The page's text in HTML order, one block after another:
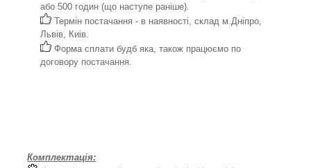
або 500 годин (що наступе раніше).
Термін постачання - в наявності, склад м.Дніпро,
Львів, Киів.
Форма сплати будб яка, також працюємо по
договору постачання.
Комплектація: